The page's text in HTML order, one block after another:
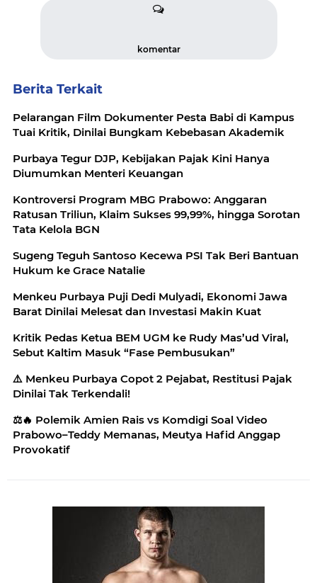
komentar
Berita Terkait
Pelarangan Film Dokumenter Pesta Babi di Kampus
Tuai Kritik, Dinilai Bungkam Kebebasan Akademik
Purbaya Tegur DJP, Kebijakan Pajak Kini Hanya
Diumumkan Menteri Keuangan
Kontroversi Program MBG Prabowo: Anggaran
Ratusan Triliun, Klaim Sukses 99,99%, hingga Sorotan
Tata Kelola BGN
Sugeng Teguh Santoso Kecewa PSI Tak Beri Bantuan
Hukum ke Grace Natalie
Menkeu Purbaya Puji Dedi Mulyadi, Ekonomi Jawa
Barat Dinilai Melesat dan Investasi Makin Kuat
Kritik Pedas Ketua BEM UGM ke Rudy Mas’ud Viral,
Sebut Kaltim Masuk “Fase Pembusukan”
⚠️ Menkeu Purbaya Copot 2 Pejabat, Restitusi Pajak
Dinilai Tak Terkendali!
⚖️🔥 Polemik Amien Rais vs Komdigi Soal Video
Prabowo–Teddy Memanas, Meutya Hafid Anggap
Provokatif